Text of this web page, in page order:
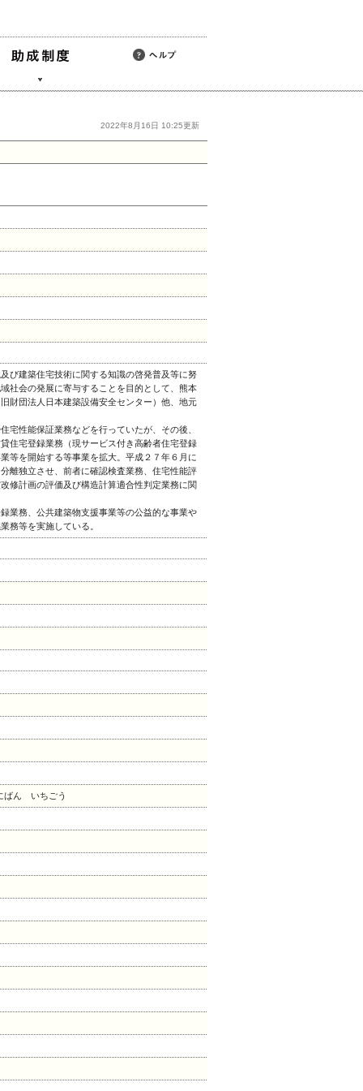
2022年8月16日 10:25更新
び建築住宅技術に関する知識の啓発普及等に努
社会の発展に寄与することを目的として、熊本
財団法人日本建築設備安全センター）他、地元
性能保証業務などを行っていたが、その後、
住宅登録業務（現サービス付き高齢者住宅登録
等を開始する等事業を拡大。平成２７年６月に
離独立させ、前者に確認検査業務、住宅性能評
修計画の評価及び構造計算適合性判定業務に関
業務、公共建築物支援事業等の公益的な事業や
務等を実施している。
ばん いちごう